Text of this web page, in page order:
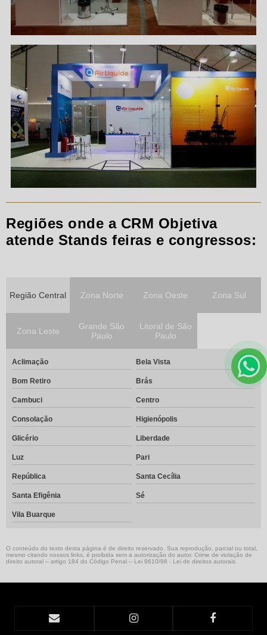
Regiões onde a CRM Objetiva
atende Stands feiras e congressos:
Região Central Zona Norte Zona Oeste Zona Sul
Zona Leste
Grande São
Paulo
Litoral de São
Paulo
Aclimação Bela Vista
Bom Retiro Brás
Cambuci Centro
Consolação Higienópolis
Glicério Liberdade
Luz Pari
República Santa Cecília
Santa Efigênia Sé
Vila Buarque
O conteúdo do texto desta página é de direito reservado. Sua reprodução, parcial ou total,
mesmo citando nossos links, é proibida sem a autorização do autor. Crime de violação de
direito autoral – artigo 184 do Código Penal – Lei 9610/98 - Lei de direitos autorais